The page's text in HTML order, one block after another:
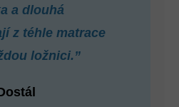
a dlouhá
z téhle matrace
ložnici.”